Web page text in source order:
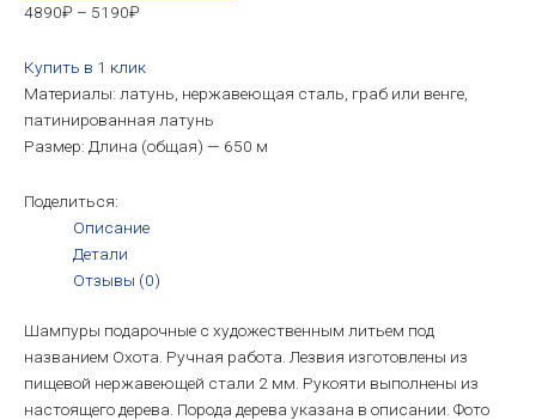
4890₽ – 5190₽
Купить в 1 клик
Материалы: латунь, нержавеющая сталь, граб или венге,
патинированная латунь
Размер: Длина (общая) — 650 м
Поделиться:
Описание
Детали
Отзывы (0)
Шампуры подарочные с художественным литьем под
названием Охота. Ручная работа. Лезвия изготовлены из
пищевой нержавеющей стали 2 мм. Рукояти выполнены из
настоящего дерева. Порода дерева указана в описании. Фото